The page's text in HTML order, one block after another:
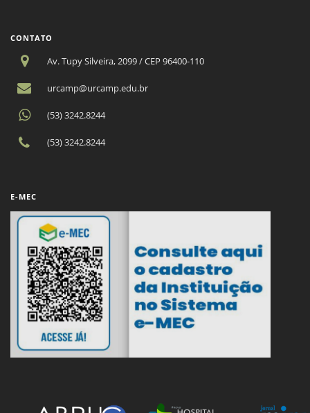
CONTATO
Av. Tupy Silveira, 2099 / CEP 96400-110
urcamp@urcamp.edu.br
(53) 3242.8244
(53) 3242.8244
E-MEC